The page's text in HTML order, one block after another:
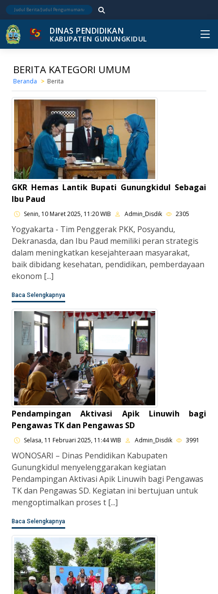
DINAS PENDIDIKAN
KABUPATEN GUNUNGKIDUL
BERITA KATEGORI UMUM
Beranda Berita
GKR Hemas Lantik Bupati Gunungkidul Sebagai
Ibu Paud
Senin, 10 Maret 2025, 11:20 WIB Admin_Disdik 2305
Yogyakarta - Tim Penggerak PKK, Posyandu,
Dekranasda, dan Ibu Paud memiliki peran strategis
dalam meningkatkan kesejahteraan masyarakat,
baik dibidang kesehatan, pendidikan, pemberdayaan
ekonom [...]
Baca Selengkapnya
Pendampingan Aktivasi Apik Linuwih bagi
Pengawas TK dan Pengawas SD
Selasa, 11 Februari 2025, 11:44 WIB Admin_Disdik 3991
WONOSARI – Dinas Pendidikan Kabupaten
Gunungkidul menyelenggarakan kegiatan
Pendampingan Aktivasi Apik Linuwih bagi Pengawas
TK dan Pengawas SD. Kegiatan ini bertujuan untuk
mengoptimalkan proses t [...]
Baca Selengkapnya